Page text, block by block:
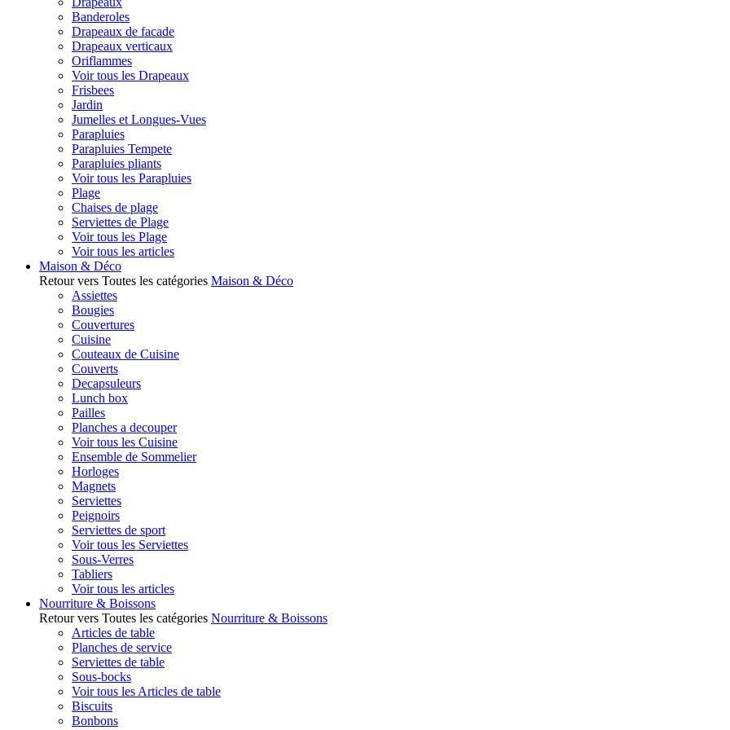
Banderoles
Drapeaux de facade
Drapeaux verticaux
Oriflammes
Voir tous les Drapeaux
Frisbees
Jardin
Jumelles et Longues-Vues
Parapluies
Parapluies Tempete
Parapluies pliants
Voir tous les Parapluies
Plage
Chaises de plage
Serviettes de Plage
Voir tous les Plage
Voir tous les articles
Maison & Déco
Retour vers Toutes les catégories Maison & Déco
Assiettes
Bougies
Couvertures
Cuisine
Couteaux de Cuisine
Couverts
Decapsuleurs
Lunch box
Pailles
Planches a decouper
Voir tous les Cuisine
Ensemble de Sommelier
Horloges
Magnets
Serviettes
Peignoirs
Serviettes de sport
Voir tous les Serviettes
Sous-Verres
Tabliers
Voir tous les articles
Nourriture & Boissons
Retour vers Toutes les catégories Nourriture & Boissons
Articles de table
Planches de service
Serviettes de table
Sous-bocks
Voir tous les Articles de table
Biscuits
Bonbons